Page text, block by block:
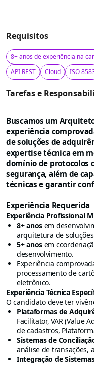
Requisitos
8+ anos de experiência na
API REST
Cloud ISO
Tarefas e
Buscamos um
experiência
de soluções de
expertise técnica em
domínio de protocolos
segurança, além de
técnicas e garantir
Experiência Requerida
Experiência Profissional
8+ anos em
arquitetura de
5+ anos em
desenvolvimento.
Experiência
processamento de
eletrônico.
Experiência Técnica
O candidato deve ter
Plataformas de
Facilitator, VAR (Value
de cadastros,
Sistemas de
análise de transações,
Integração de